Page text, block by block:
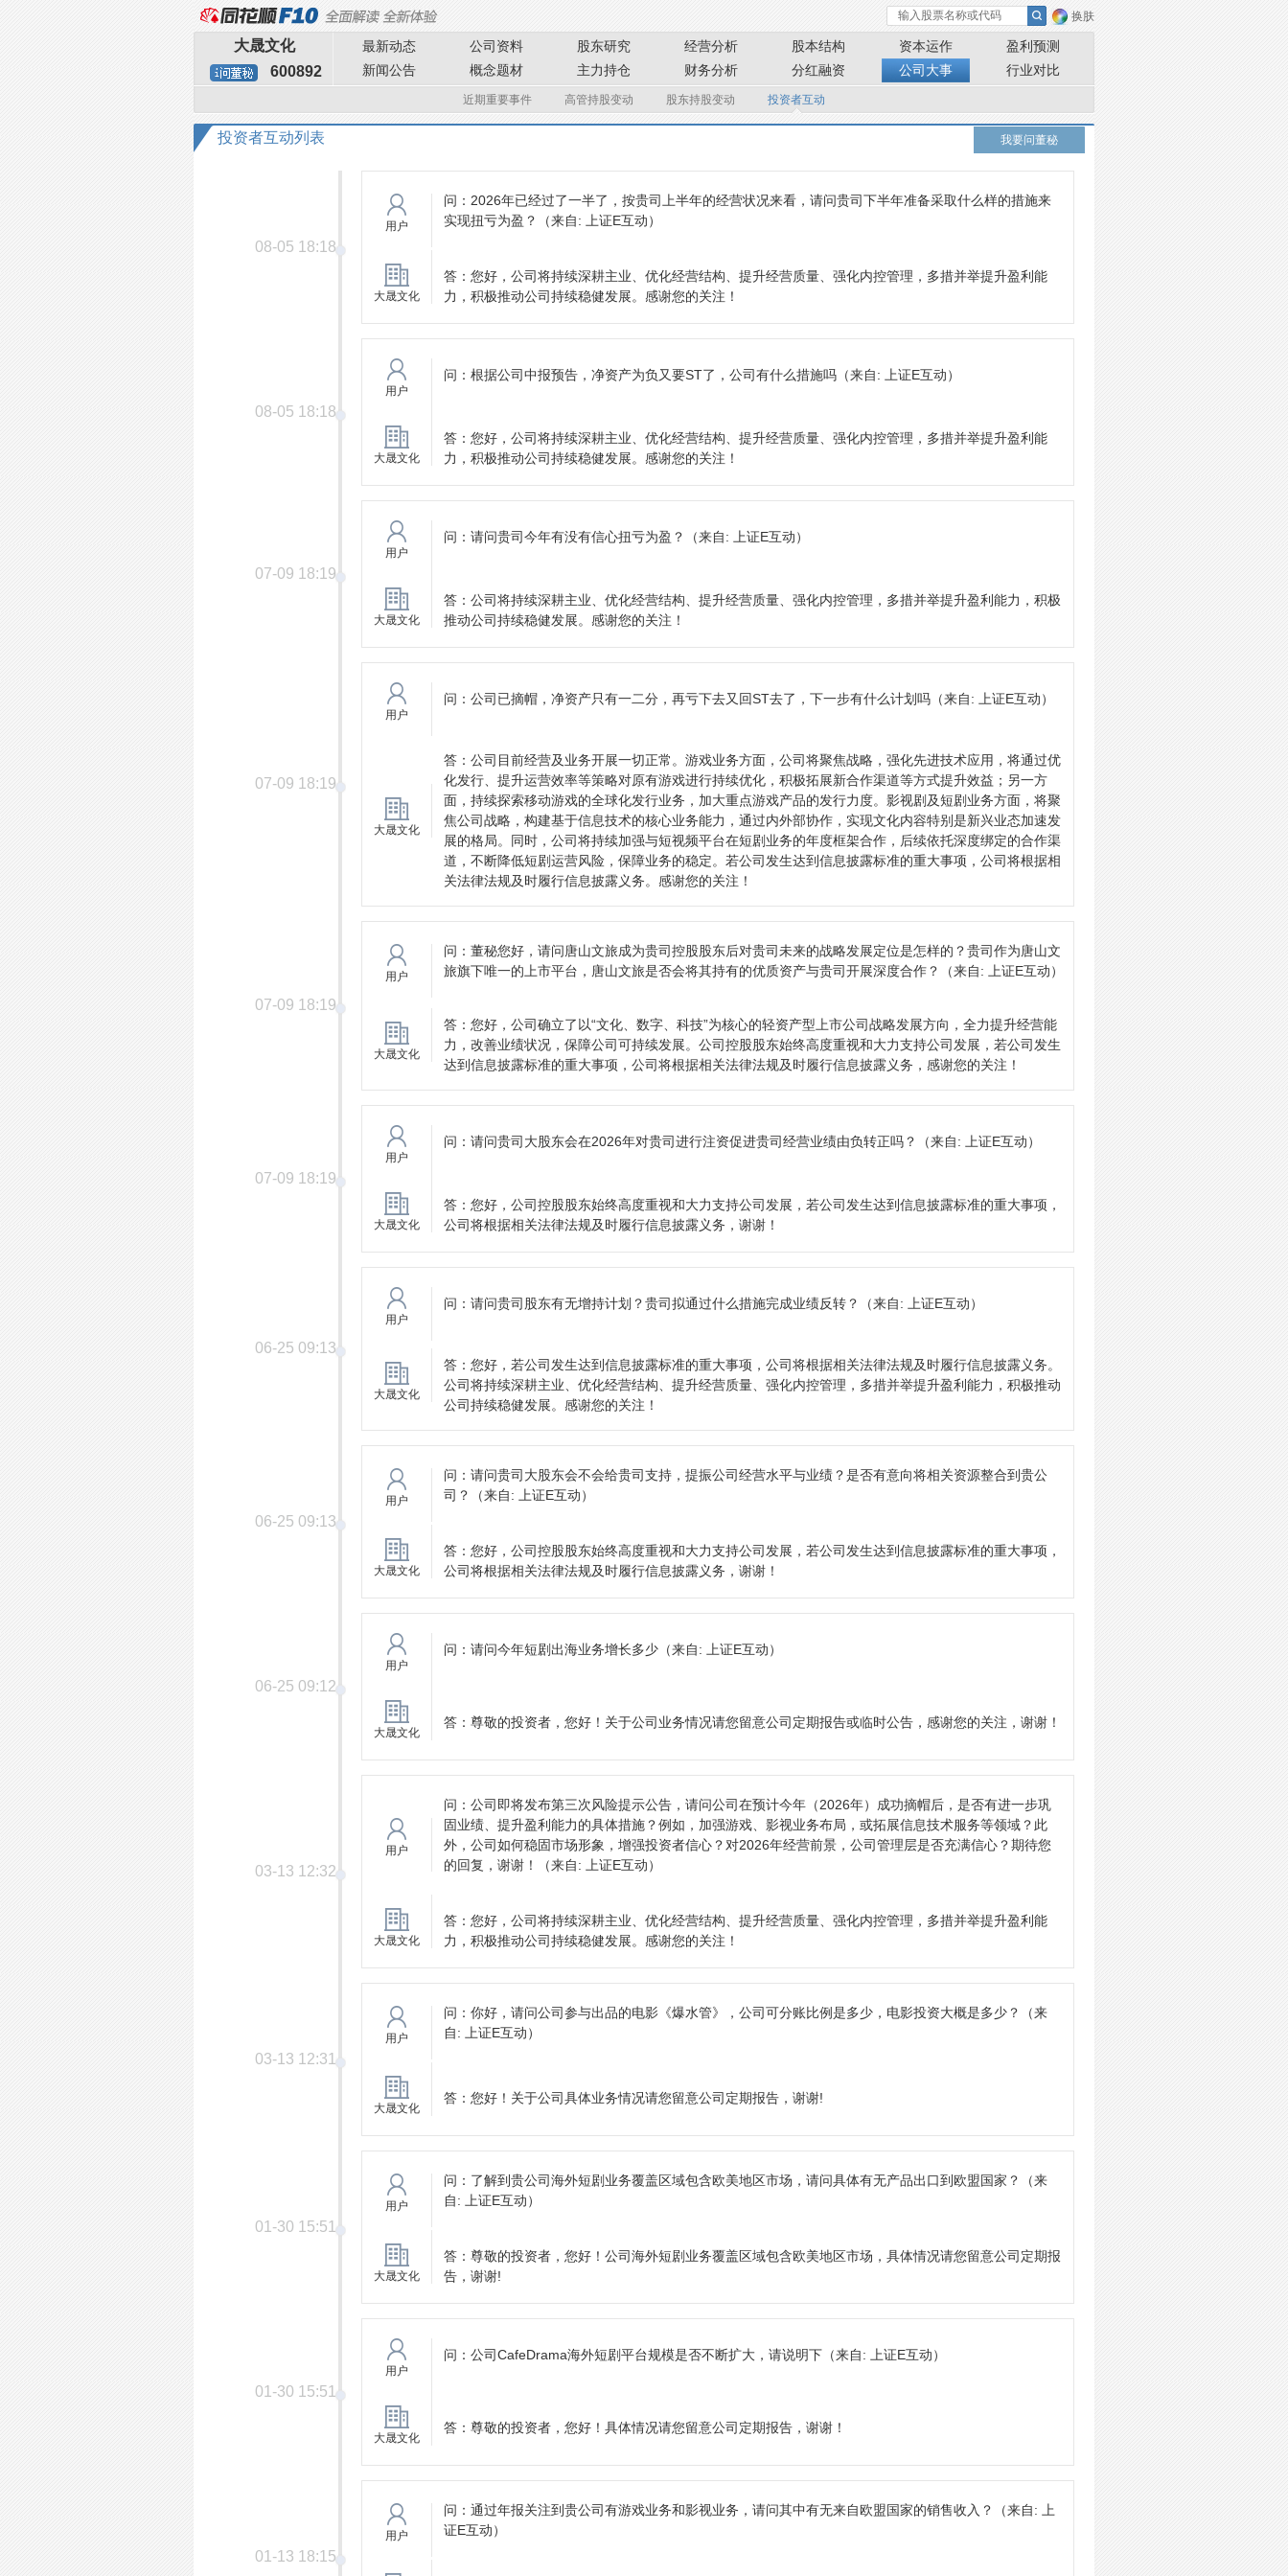
换肤
大晟文化
600892
最新动态 公司资料 股东研究 经营分析 股本结构 资本运作
盈利预测
新闻公告
概念题材 主力持仓 财务分析 分红融资 公司大事 行业对比
近期重要事件 高管持股变动 股东持股变动 投资者互动
投资者互动列表 我要问董秘
08-05 18:18
用户
问： 2026年已经过了一半了，按贵司上半年的经营状况来看，请问贵司下半年准备采取什么样的措施来
实现扭亏为盈？
（来自: 上证E互动）
大晟文化
答： 您好，公司将持续深耕主业、优化经营结构、提升经营质量、强化内控管理，多措并举提升盈利能
力，积极推动公司持续稳健发展。感谢您的关注！
08-05 18:18
用户
问： 根据公司中报预告，净资产为负又要ST了，公司有什么措施吗 （来自: 上证E互动）
大晟文化
答： 您好，公司将持续深耕主业、优化经营结构、提升经营质量、强化内控管理，多措并举提升盈利能
力，积极推动公司持续稳健发展。感谢您的关注！
07-09 18:19
用户
问： 请问贵司今年有没有信心扭亏为盈？ （来自: 上证E互动）
大晟文化
答： 公司将持续深耕主业、优化经营结构、提升经营质量、强化内控管理，多措并举提升盈利能力，积极
推动公司持续稳健发展。感谢您的关注！
07-09 18:19
用户
问： 公司已摘帽，净资产只有一二分，再亏下去又回ST去了，下一步有什么计划吗 （来自: 上证E互动）
大晟文化
答： 公司目前经营及业务开展一切正常。游戏业务方面，公司将聚焦战略，强化先进技术应用，将通过优
化发行、提升运营效率等策略对原有游戏进行持续优化，积极拓展新合作渠道等方式提升效益；另一方
面，持续探索移动游戏的全球化发行业务，加大重点游戏产品的发行力度。影视剧及短剧业务方面，将聚
焦公司战略，构建基于信息技术的核心业务能力，通过内外部协作，实现文化内容特别是新兴业态加速发
展的格局。同时，公司将持续加强与短视频平台在短剧业务的年度框架合作，后续依托深度绑定的合作渠
道，不断降低短剧运营风险，保障业务的稳定。若公司发生达到信息披露标准的重大事项，公司将根据相
关法律法规及时履行信息披露义务。感谢您的关注！
07-09 18:19
用户
问： 董秘您好，请问唐山文旅成为贵司控股股东后对贵司未来的战略发展定位是怎样的？贵司作为唐山文
旅旗下唯一的上市平台，唐山文旅是否会将其持有的优质资产与贵司开展深度合作？
（来自: 上证E互动）
大晟文化
答： 您好，公司确立了以“文化、数字、科技”为核心的轻资产型上市公司战略发展方向，全力提升经营能
力，改善业绩状况，保障公司可持续发展。公司控股股东始终高度重视和大力支持公司发展，若公司发生
达到信息披露标准的重大事项，公司将根据相关法律法规及时履行信息披露义务，感谢您的关注！
07-09 18:19
用户
问： 请问贵司大股东会在2026年对贵司进行注资促进贵司经营业绩由负转正吗？ （来自: 上证E互动）
大晟文化
答： 您好，公司控股股东始终高度重视和大力支持公司发展，若公司发生达到信息披露标准的重大事项，
公司将根据相关法律法规及时履行信息披露义务，谢谢！
06-25 09:13
用户
问： 请问贵司股东有无增持计划？贵司拟通过什么措施完成业绩反转？ （来自: 上证E互动）
大晟文化
答： 您好，若公司发生达到信息披露标准的重大事项，公司将根据相关法律法规及时履行信息披露义务。
公司将持续深耕主业、优化经营结构、提升经营质量、强化内控管理，多措并举提升盈利能力，积极推动
公司持续稳健发展。感谢您的关注！
06-25 09:13
用户
问： 请问贵司大股东会不会给贵司支持，提振公司经营水平与业绩？是否有意向将相关资源整合到贵公
司？
（来自: 上证E互动）
大晟文化
答： 您好，公司控股股东始终高度重视和大力支持公司发展，若公司发生达到信息披露标准的重大事项，
公司将根据相关法律法规及时履行信息披露义务，谢谢！
06-25 09:12
用户
问： 请问今年短剧出海业务增长多少 （来自: 上证E互动）
大晟文化
答： 尊敬的投资者，您好！关于公司业务情况请您留意公司定期报告或临时公告，感谢您的关注，谢谢！
03-13 12:32
用户
问： 公司即将发布第三次风险提示公告，请问公司在预计今年（2026年）成功摘帽后，是否有进一步巩
固业绩、提升盈利能力的具体措施？例如，加强游戏、影视业务布局，或拓展信息技术服务等领域？此
外，公司如何稳固市场形象，增强投资者信心？对2026年经营前景，公司管理层是否充满信心？期待您
的回复，谢谢！
（来自: 上证E互动）
大晟文化
答： 您好，公司将持续深耕主业、优化经营结构、提升经营质量、强化内控管理，多措并举提升盈利能
力，积极推动公司持续稳健发展。感谢您的关注！
03-13 12:31
用户
问： 你好，请问公司参与出品的电影《爆水管》，公司可分账比例是多少，电影投资大概是多少？
（来
自: 上证E互动）
大晟文化
答： 您好！关于公司具体业务情况请您留意公司定期报告，谢谢!
01-30 15:51
用户
问： 了解到贵公司海外短剧业务覆盖区域包含欧美地区市场，请问具体有无产品出口到欧盟国家？
（来
自: 上证E互动）
大晟文化
答： 尊敬的投资者，您好！公司海外短剧业务覆盖区域包含欧美地区市场，具体情况请您留意公司定期报
告，谢谢!
01-30 15:51
用户
问： 公司CafeDrama海外短剧平台规模是否不断扩大，请说明下 （来自: 上证E互动）
大晟文化
答： 尊敬的投资者，您好！具体情况请您留意公司定期报告，谢谢！
01-13 18:15
用户
问： 通过年报关注到贵公司有游戏业务和影视业务，请问其中有无来自欧盟国家的销售收入？
（来自: 上
证E互动）